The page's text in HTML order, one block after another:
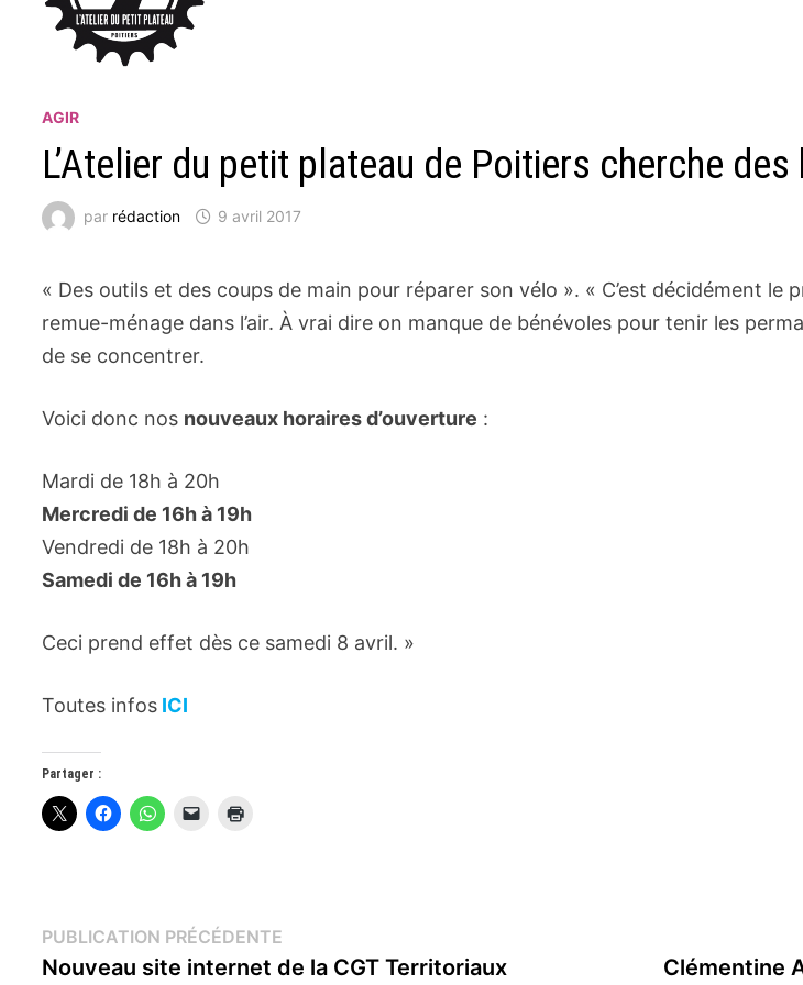
AGIR
L’Atelier du petit plateau de Poitiers cherche
par rédaction 9 avril 2017
« Des outils et des coups de main pour réparer son vélo ». « C’est décidément le
remue-ménage dans l’air. À vrai dire on manque de bénévoles pour tenir les
de se concentrer.
Voici donc nos nouveaux horaires d’ouverture :
Mardi de 18h à 20h
Mercredi de 16h à 19h
Vendredi de 18h à 20h
Samedi de 16h à 19h
Ceci prend effet dès ce samedi 8 avril. »
Toutes infos ICI
Partager :
Navigation
PUBLICATION PRÉCÉDENTE
précédente :
Nouveau site internet de la CGT Territoriaux Clémentine